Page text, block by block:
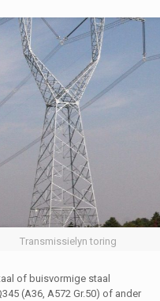
Transmissielyn toring
of buisvormige staal
(A36, A572 Gr.50) of ander